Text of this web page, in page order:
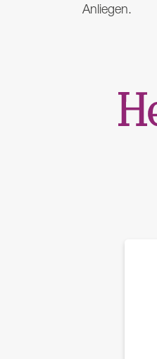
Anliegen.